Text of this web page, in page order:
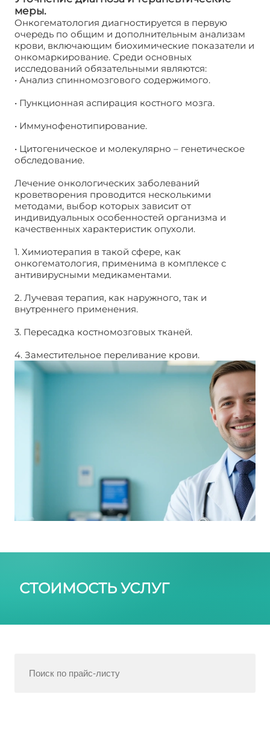
меры.
Онкогематология диагностируется в первую
очередь по общим и дополнительным анализам
крови, включающим биохимические показатели и
онкомаркирование. Среди основных
исследований обязательными являются:
• Анализ спинномозгового содержимого.
• Пункционная аспирация костного мозга.
• Иммунофенотипирование.
• Цитогеническое и молекулярно – генетическое
обследование.
Лечение онкологических заболеваний
кроветворения проводится несколькими
методами, выбор которых зависит от
индивидуальных особенностей организма и
качественных характеристик опухоли.
1. Химиотерапия в такой сфере, как
онкогематология, применима в комплексе с
антивирусными медикаментами.
2. Лучевая терапия, как наружного, так и
внутреннего применения.
3. Пересадка костномозговых тканей.
4. Заместительное переливание крови.
СТОИМОСТЬ УСЛУГ